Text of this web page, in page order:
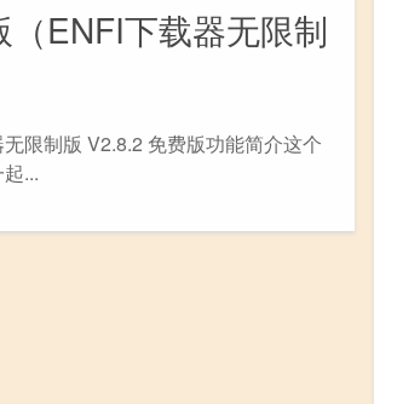
ENFI下载器无限制
限制版 V2.8.2 免费版功能简介这个
...